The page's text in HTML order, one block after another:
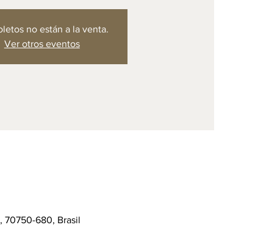
no están a la venta.
Ver otros eventos
70750-680, Brasil